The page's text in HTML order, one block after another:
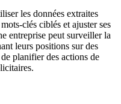
les données extraites
clés ciblés et ajuster ses
entreprise peut surveiller la
leurs positions sur des
planifier des actions de